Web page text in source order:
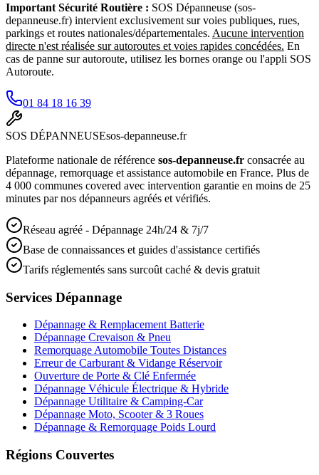
Important Sécurité Routière : SOS Dépanneuse (sos-
depanneuse.fr) intervient exclusivement sur voies publiques, rues,
parkings et routes nationales/départementales. Aucune intervention
directe n'est réalisée sur autoroutes et voies rapides concédées. En
cas de panne sur autoroute, utilisez les bornes orange ou l'appli SOS
Autoroute.
01 84 18 16 39
SOS DÉPANNEUSEsos-depanneuse.fr
Plateforme nationale de référence sos-depanneuse.fr consacrée au
dépannage, remorquage et assistance automobile en France. Plus de
4 000 communes covered avec intervention garantie en moins de 25
minutes par nos dépanneurs agréés et vérifiés.
Réseau agréé - Dépannage 24h/24 & 7j/7
Base de connaissances et guides d'assistance certifiés
Tarifs réglementés sans surcoût caché & devis gratuit
Services Dépannage
Dépannage & Remplacement Batterie
Dépannage Crevaison & Pneu
Remorquage Automobile Toutes Distances
Erreur de Carburant & Vidange Réservoir
Ouverture de Porte & Clé Enfermée
Dépannage Véhicule Électrique & Hybride
Dépannage Utilitaire & Camping-Car
Dépannage Moto, Scooter & 3 Roues
Dépannage & Remorquage Poids Lourd
Régions Couvertes